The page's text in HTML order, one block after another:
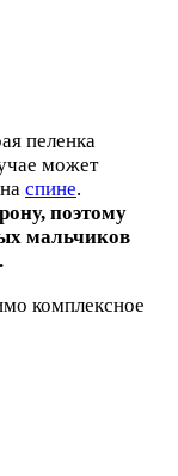
пеленка
может
спине.
поэтому
мальчиков
комплексное